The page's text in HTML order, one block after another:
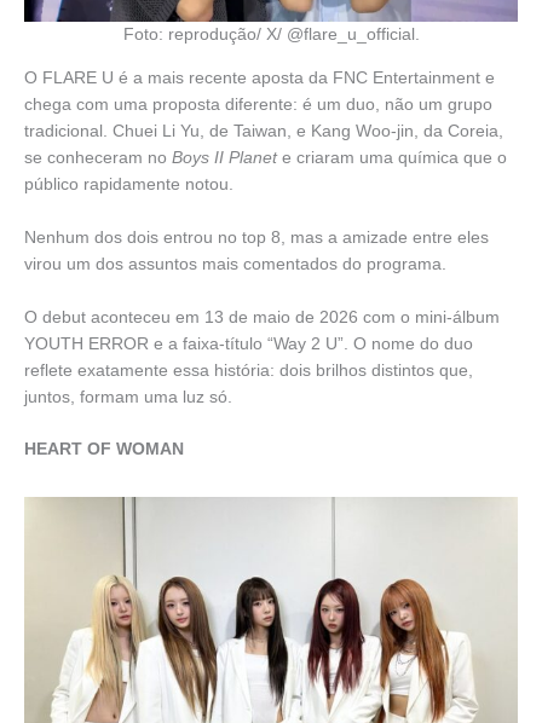
Foto: reprodução/ X/ @flare_u_official.
O FLARE U é a mais recente aposta da FNC Entertainment e
chega com uma proposta diferente: é um duo, não um grupo
tradicional. Chuei Li Yu, de Taiwan, e Kang Woo-jin, da Coreia,
se conheceram no Boys II Planete criaram uma química que o
público rapidamente notou.
Nenhum dos dois entrou no top 8, mas a amizade entre eles
virou um dos assuntos mais comentados do programa.
O debut aconteceu em 13 de maio de 2026 com o mini-álbum
YOUTH ERROR e a faixa-título “Way 2 U”. O nome do duo
reflete exatamente essa história: dois brilhos distintos que,
juntos, formam uma luz só.
HEART OF WOMAN